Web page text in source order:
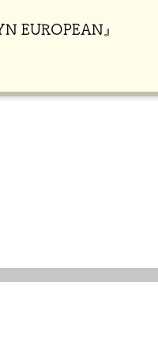
EUROPEAN』